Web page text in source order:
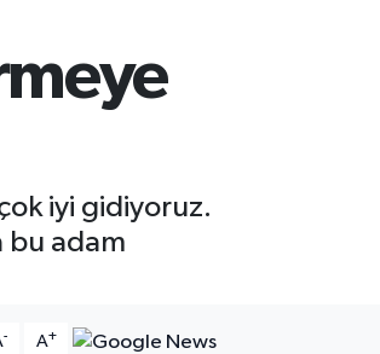
iyi gidiyoruz.
bu adam
- A+